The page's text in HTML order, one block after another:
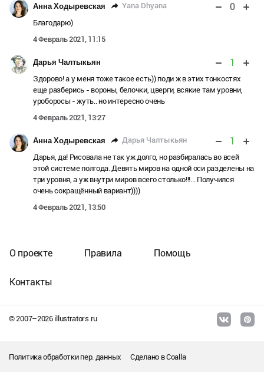
Анна Ходыревская Yana Dhyana 0
Благодарю)
4 Февраль 2021, 11:15
Дарья Чалтыкьян 1
Здорово! а у меня тоже такое есть)) поди ж в этих тонкостях
еще разберись - вороны, белочки, цверги, всякие там уровни,
уроборосы - жуть.. но интересно очень
4 Февраль 2021, 13:27
Анна Ходыревская Дарья Чалтыкьян 1
Дарья, да! Рисовала не так уж долго, но разбиралась во всей
этой системе полгода. Девять миров на одной оси разделены на
три уровня, а уж внутри миров всего столько!!!... Получился
очень сокращённый вариант))))
4 Февраль 2021, 13:50
© 2007–2026illustrators.ru
О проекте Правила Помощь
Контакты
Политика обработки пер. данных Сделано вCoalla